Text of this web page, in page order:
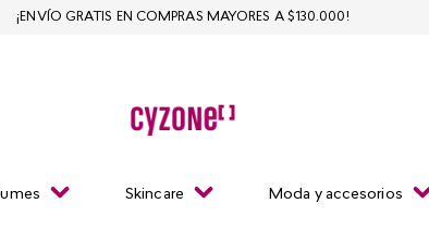
Skincare Moda y accesorios
¡ENVÍO GRATIS EN COMPRAS MAYORES A $130.000!